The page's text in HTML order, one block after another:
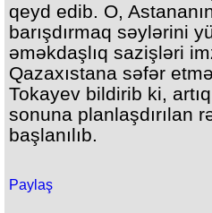
qeyd edib. O,
barışdırmaq səylərini
əməkdaşlıq sazişləri
Qazaxıstana səfər
Tokayev bildirib ki,
sonuna planlaşdırılan
başlanılıb.
Paylaş